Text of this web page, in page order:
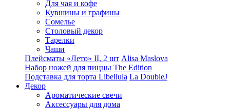
Для чая и кофе
Кувшины и графины
Сомелье
Столовый декор
Тарелки
Чаши
Плейсматы «Лето» II, 2 шт Alisa Maslova
Набор ножей для пиццы The Edition
Подставка для торта Libellula La DoubleJ
Декор
Ароматические свечи
Аксессуары для дома